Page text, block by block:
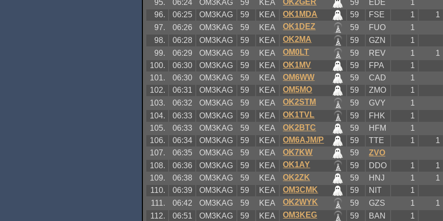
95.
06:24 OM3KAG 59 KEA 59 EDE
1
96.
06:25 OM3KAG 59 KEA OK1MDA 59 FSE 1
1
97.
06:26 OM3KAG 59 KEA OK1DEZ 59 FUO
1
98.
06:28 OM3KAG 59 KEA OK2MA 59 GZN
1
99.
06:29 OM3KAG 59 KEA OM0LT 59 REV 1
1
100.
06:30 OM3KAG 59 KEA OK1MV 59 FPA
1
101.
06:30 OM3KAG 59 KEA OM6WW 59 CAD
1
102.
06:31 OM3KAG 59 KEA OM5MO 59 ZMO
1
103.
06:32 OM3KAG 59 KEA OK2STM 59 GVY
1
104.
06:33 OM3KAG 59 KEA OK1TVL 59 FHK
1
105.
06:33 OM3KAG 59 KEA OK2BTC 59 HFM
1
106.
06:34 OM3KAG 59 KEA OM6AJM/P 59 TTE 1
1
107.
06:35 OM3KAG 59 KEA OK7KW 59 ZVO
108.
06:36 OM3KAG 59 KEA OK1AY 59 DDO 1
1
109.
06:38 OM3KAG 59 KEA OK2ZK 59 HNJ 1
1
110.
06:39 OM3KAG 59 KEA OM3CMK 59 NIT
1
111.
06:42 OM3KAG 59 KEA OK2WYK 59 GZS 1
1
112.
06:51 OM3KAG 59 KEA OM3KEG 59 BAN 1